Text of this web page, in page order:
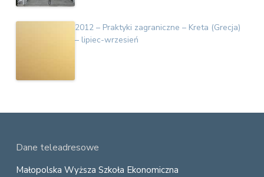
2012 – Praktyki zagraniczne – Kreta (Grecja)
– lipiec-wrzesień
Dane teleadresowe
Małopolska Wyższa Szkoła Ekonomiczna